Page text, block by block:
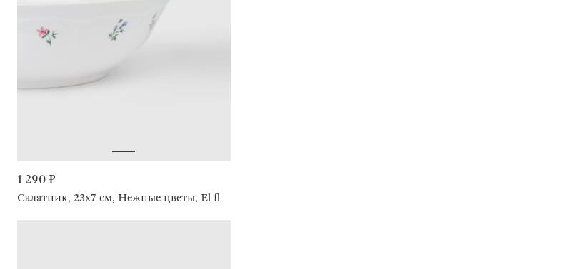
1 290 ₽
Салатник, 23х7 см, Нежные цветы, El floria